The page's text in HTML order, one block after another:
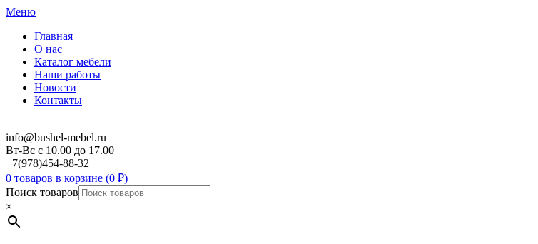
Меню
Главная
О нас
Каталог мебели
Наши работы
Новости
Контакты
info@bushel-mebel.ru
Вт-Вс c 10.00 до 17.00
+7(978)454-88-32
0 товаров в корзине (0 ₽)
Поиск товаров
×